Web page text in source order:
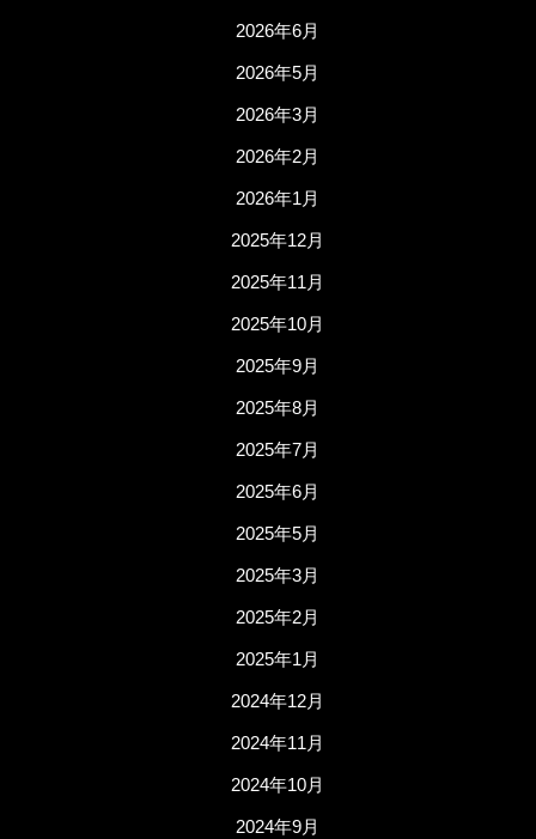
2026年6月
2026年5月
2026年3月
2026年2月
2026年1月
2025年12月
2025年11月
2025年10月
2025年9月
2025年8月
2025年7月
2025年6月
2025年5月
2025年3月
2025年2月
2025年1月
2024年12月
2024年11月
2024年10月
2024年9月